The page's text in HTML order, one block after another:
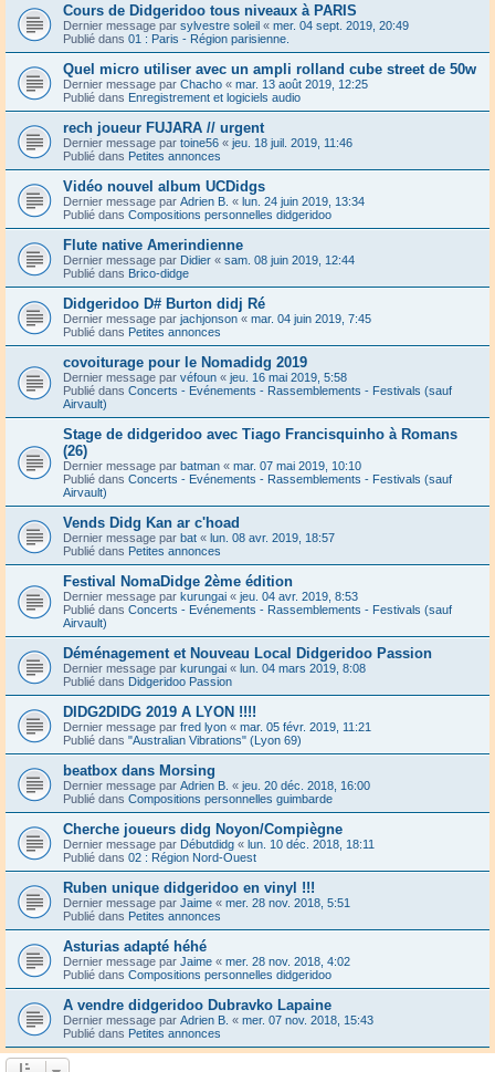
Cours de Didgeridoo tous niveaux à PARIS
Dernier message par sylvestre soleil « mer. 04 sept. 2019, 20:49
Publié dans 01 : Paris - Région parisienne.
Quel micro utiliser avec un ampli rolland cube street de 50w
Dernier message par Chacho « mar. 13 août 2019, 12:25
Publié dans Enregistrement et logiciels audio
rech joueur FUJARA // urgent
Dernier message par toine56 « jeu. 18 juil. 2019, 11:46
Publié dans Petites annonces
Vidéo nouvel album UCDidgs
Dernier message par Adrien B. « lun. 24 juin 2019, 13:34
Publié dans Compositions personnelles didgeridoo
Flute native Amerindienne
Dernier message par Didier « sam. 08 juin 2019, 12:44
Publié dans Brico-didge
Didgeridoo D# Burton didj Ré
Dernier message par jachjonson « mar. 04 juin 2019, 7:45
Publié dans Petites annonces
covoiturage pour le Nomadidg 2019
Dernier message par véfoun « jeu. 16 mai 2019, 5:58
Publié dans Concerts - Evénements - Rassemblements - Festivals (sauf
Airvault)
Stage de didgeridoo avec Tiago Francisquinho à Romans
(26)
Dernier message par batman « mar. 07 mai 2019, 10:10
Publié dans Concerts - Evénements - Rassemblements - Festivals (sauf
Airvault)
Vends Didg Kan ar c'hoad
Dernier message par bat « lun. 08 avr. 2019, 18:57
Publié dans Petites annonces
Festival NomaDidge 2ème édition
Dernier message par kurungai « jeu. 04 avr. 2019, 8:53
Publié dans Concerts - Evénements - Rassemblements - Festivals (sauf
Airvault)
Déménagement et Nouveau Local Didgeridoo Passion
Dernier message par kurungai « lun. 04 mars 2019, 8:08
Publié dans Didgeridoo Passion
DIDG2DIDG 2019 A LYON !!!!
Dernier message par fred lyon « mar. 05 févr. 2019, 11:21
Publié dans "Australian Vibrations" (Lyon 69)
beatbox dans Morsing
Dernier message par Adrien B. « jeu. 20 déc. 2018, 16:00
Publié dans Compositions personnelles guimbarde
Cherche joueurs didg Noyon/Compiègne
Dernier message par Débutdidg « lun. 10 déc. 2018, 18:11
Publié dans 02 : Région Nord-Ouest
Ruben unique didgeridoo en vinyl !!!
Dernier message par Jaime « mer. 28 nov. 2018, 5:51
Publié dans Petites annonces
Asturias adapté héhé
Dernier message par Jaime « mer. 28 nov. 2018, 4:02
Publié dans Compositions personnelles didgeridoo
A vendre didgeridoo Dubravko Lapaine
Dernier message par Adrien B. « mer. 07 nov. 2018, 15:43
Publié dans Petites annonces